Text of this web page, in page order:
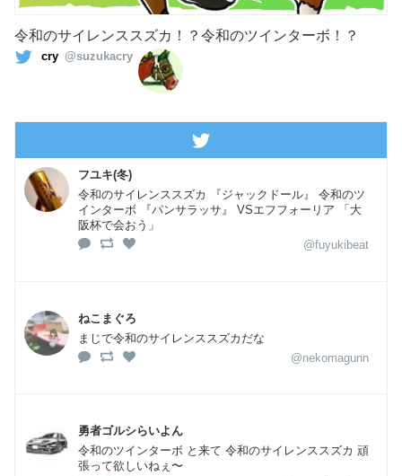
令和のサイレンススズカ！？令和のツインターボ！？
cry @suzukacry
フユキ(冬)
令和のサイレンススズカ 『ジャックドール』 令和のツ
インターボ 『パンサラッサ』 VSエフフォーリア 「大
阪杯で会おう」
@fuyukibeat
ねこまぐろ
まじで令和のサイレンススズカだな
@nekomagunn
勇者ゴルシらいよん
令和のツインターボ と来て 令和のサイレンススズカ 頑
張って欲しいねぇ〜